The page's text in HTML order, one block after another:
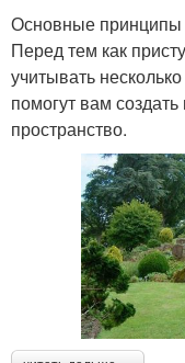
Основные принципы
Перед тем как
учитывать
помогут вам
пространство.